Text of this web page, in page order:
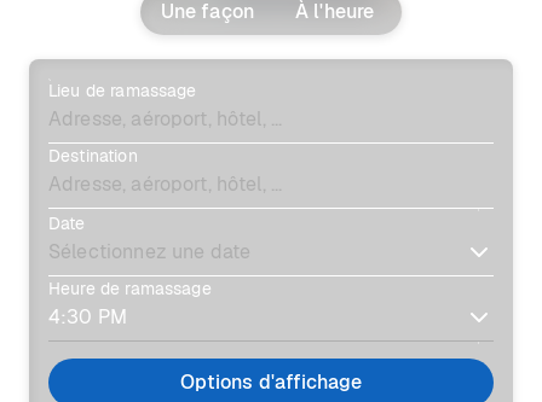
Une façon À l'heure
Lieu de ramassage
Destination
Date
Heure de ramassage
Options d'affichage